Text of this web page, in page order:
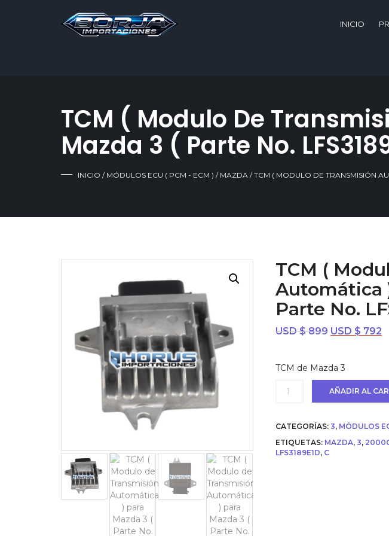
INICIO
TCM ( Modulo De
Mazda 3 ( Parte No.
INICIO / MÓDULOS ECU ( PCM - ECM ) / MAZDA / TCM ( MODULO DE TRANSMISIÓN
TCM (
Automática
Parte No.
USD $899 El
era:
USD
$ 899.
USD $ 792
$
TCM de Mazda 3
TCM
de
Transmisión
Automática
)
AÑADIR AL
CATEGORÍAS: 3, MÓDULOS
ETIQUETAS: MAZDA, 3,
LFS3189E1D, C